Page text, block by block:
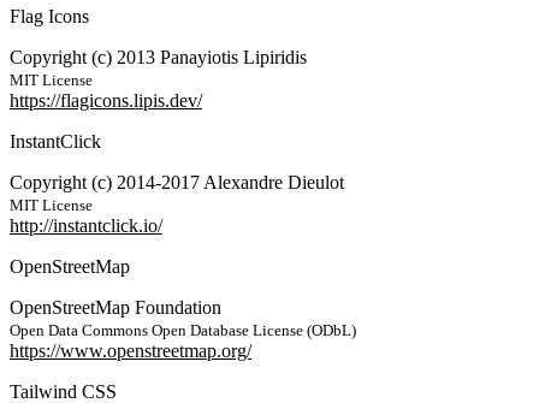
Flag Icons
Copyright (c) 2013 Panayiotis Lipiridis
MIT License
https://flagicons.lipis.dev/
InstantClick
Copyright (c) 2014-2017 Alexandre Dieulot
MIT License
http://instantclick.io/
OpenStreetMap
OpenStreetMap Foundation
Open Data Commons Open Database License (ODbL)
https://www.openstreetmap.org/
Tailwind CSS